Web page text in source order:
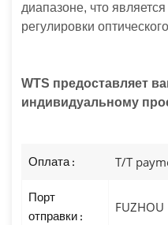
диапазоне, что
регулировки
WTS предоставляет
индивидуальному
Оплата : T/T
Порт
отправки :
FUZHOU